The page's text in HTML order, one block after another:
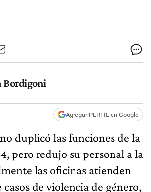
Bordigoni
Agregar PERFIL en Google
duplicó las funciones de la
pero redujo su personal a la
las oficinas atienden
de violencia de género,